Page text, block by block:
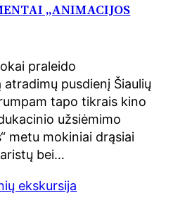
„ANIMACIJOS
praleido
pusdienį Šiaulių
tapo tikrais kino
užsiėmimo
metu mokiniai drąsiai
bei…